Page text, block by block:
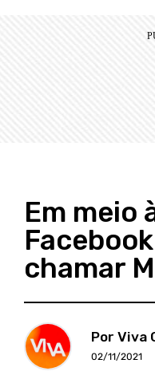
Em meio
chamar
Por Viva
02/11/2021